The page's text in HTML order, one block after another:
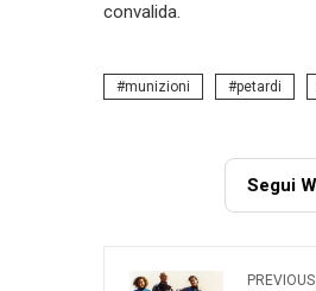
convalida.
munizioni petardi
Segui